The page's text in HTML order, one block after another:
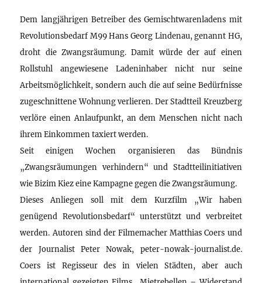
Dem langjährigen Betreiber des Gemischtwarenladens mit
Revolutionsbedarf M99 Hans Georg Lindenau, genannt HG,
droht die Zwangsräumung. Damit würde der auf einen
Rollstuhl angewiesene Ladeninhaber nicht nur seine
Arbeitsmöglichkeit, sondern auch die auf seine Bedürfnisse
zugeschnittene Wohnung verlieren. Der Stadtteil Kreuzberg
verlöre einen Anlaufpunkt, an dem Menschen nicht nach
ihrem Einkommen taxiert werden.
Seit einigen Wochen organisieren das Bündnis
„Zwangsräumungen verhindern“ und Stadtteilinitiativen
wie Bizim Kiez eine Kampagne gegen die Zwangsräumung.
Dieses Anliegen soll mit dem Kurzfilm „Wir haben
genügend Revolutionsbedarf“ unterstützt und verbreitet
werden. Autoren sind der Filmemacher Matthias Coers und
der Journalist Peter Nowak, peter-nowak-journalist.de.
Coers ist Regisseur des in vielen Städten, aber auch